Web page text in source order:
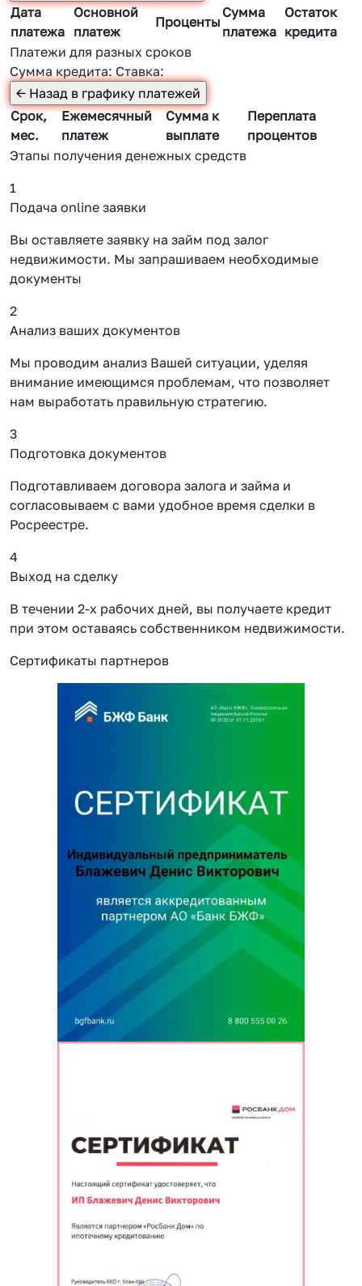
Дата
платежа
Основной
платеж
Проценты
Сумма
платежа
Остаток
кредита
Платежи для разных сроков
Сумма кредита: Ставка:
Срок,
мес.
Ежемесячный
платеж
Сумма к
выплате
Переплата
процентов
Этапы получения денежных средств
1
Подача online заявки
Вы оставляете заявку на займ под залог
недвижимости. Мы запрашиваем необходимые
документы
2
Анализ ваших документов
Мы проводим анализ Вашей ситуации, уделяя
внимание имеющимся проблемам, что позволяет
нам выработать правильную стратегию.
3
Подготовка документов
Подготавливаем договора залога и займа и
согласовываем с вами удобное время сделки в
Росреестре.
4
Выход на сделку
В течении 2-х рабочих дней, вы получаете кредит
при этом оставаясь собственником недвижимости.
Сертификаты партнеров